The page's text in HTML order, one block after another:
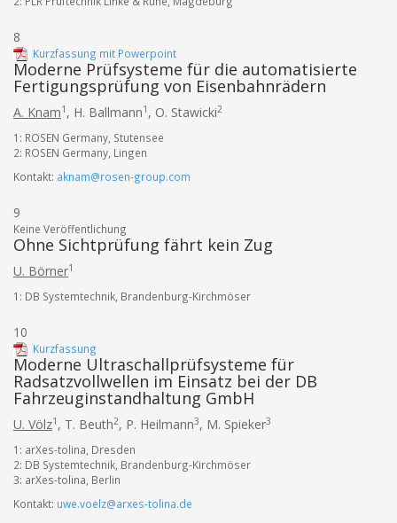
8
Kurzfassung mit Powerpoint
Moderne Prüfsysteme für die automatisierte
Fertigungsprüfung von Eisenbahnrädern
A. Knam1 , H. Ballmann1 , O. Stawicki2
1: ROSEN Germany, Stutensee
2: ROSEN Germany, Lingen
Kontakt: aknam@rosen-group.com
9
Keine Veröffentlichung
Ohne Sichtprüfung fährt kein Zug
U. Börner1
1: DB Systemtechnik, Brandenburg-Kirchmöser
10
Kurzfassung
Moderne Ultraschallprüfsysteme für
Radsatzvollwellen im Einsatz bei der DB
Fahrzeuginstandhaltung GmbH
U. Völz1 , T. Beuth2, P. Heilmann3, M. Spieker3
1: arXes-tolina, Dresden
2: DB Systemtechnik, Brandenburg-Kirchmöser
3: arXes-tolina, Berlin
Kontakt: uwe.voelz@arxes-tolina.de